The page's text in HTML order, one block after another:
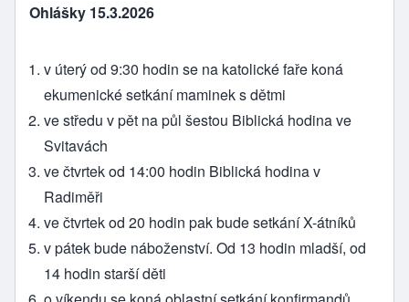
Ohlášky 15.3.2026
v úterý od 9:30 hodin se na katolické faře koná
ekumenické setkání maminek s dětmi
ve středu v pět na půl šestou Biblická hodina ve
Svitavách
ve čtvrtek od 14:00 hodin Biblická hodina v
Radiměři
ve čtvrtek od 20 hodin pak bude setkání X-átníků
v pátek bude náboženství. Od 13 hodin mladší, od
14 hodin starší děti